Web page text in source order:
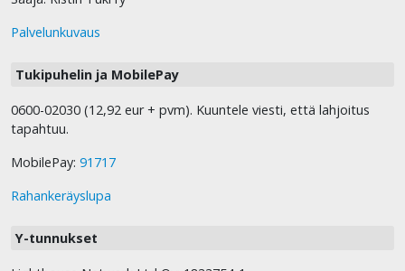
Palvelunkuvaus
Tukipuhelin ja MobilePay
0600-02030 (12,92 eur + pvm). Kuuntele viesti, että lahjoitus
tapahtuu.
MobilePay: 91717
Rahankeräyslupa
Y-tunnukset